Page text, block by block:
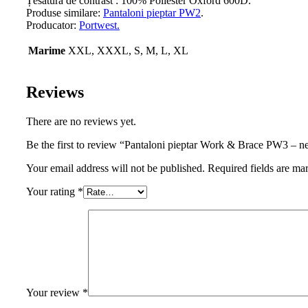
Produse similare: Pantaloni pieptar PW2.
Producator: Portwest.
Marime XXL, XXXL, S, M, L, XL
Reviews
There are no reviews yet.
Be the first to review “Pantaloni pieptar Work & Brace PW3 –
Your email address will not be published. Required fields are
Your rating *
Your review *